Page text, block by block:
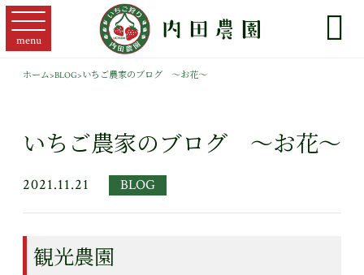
menu 
ホーム>BLOG>いちご農家のブログ ～お花～
いちご農家のブログ ～お花～
2021.11.21 BLOG
観光農園